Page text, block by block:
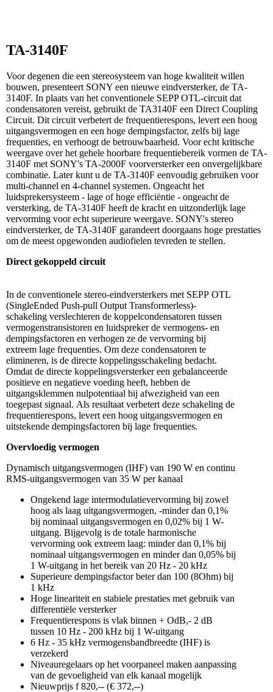
TA-3140F
Voor degenen die een stereosysteem van hoge kwaliteit willen
bouwen, presenteert SONY een nieuwe eindversterker, de TA-
3140F. In plaats van het conventionele SEPP OTL-circuit dat
condensatoren vereist, gebruikt de TA3140F een Direct Coupling
Circuit. Dit circuit verbetert de frequentierespons, levert een hoog
uitgangsvermogen en een hoge dempingsfactor, zelfs bij lage
frequenties, en verhoogt de betrouwbaarheid. Voor echt kritische
weergave over het gehele hoorbare frequentiebereik vormen de TA-
3140F met SONY's TA-2000F voorversterker een onvergelijkbare
combinatie. Later kunt u de TA-3140F eenvoudig gebruiken voor
multi-channel en 4-channel systemen. Ongeacht het
luidsprekersysteem - lage of hoge efficiëntie - ongeacht de
versterking, de TA-3140F heeft de kracht en uitzonderlijk lage
vervorming voor echt superieure weergave. SONY's stereo
eindversterker, de TA-3140F garandeert doorgaans hoge prestaties
om de meest opgewonden audiofielen tevreden te stellen.
Direct gekoppeld circuit
In de conventionele stereo-eindversterkers met SEPP OTL
(SingleEnded Push-pull Output Transformerless)-
schakeling verslechteren de koppelcondensatoren tussen
vermogenstransistoren en luidspreker de vermogens- en
dempingsfactoren en verhogen ze de vervorming bij
extreem lage frequenties. Om deze condensatoren te
elimineren, is de directe koppelingsschakeling bedacht.
Omdat de directe koppelingsversterker een gebalanceerde
positieve en negatieve voeding heeft, hebben de
uitgangsklemmen nulpotentiaal bij afwezigheid van een
toegepast signaal. Als resultaat verbetert deze schakeling de
frequentierespons, levert een hoog uitgangsvermogen en
uitstekende dempingsfactoren bij lage frequenties.
Overvloedig vermogen
Dynamisch uitgangsvermogen (IHF) van 190 W en continu
RMS-uitgangsvermogen van 35 W per kanaal
Ongekend lage intermodulatievervorming bij zowel
hoog als laag uitgangsvermogen, -minder dan 0,1%
bij nominaal uitgangsvermogen en 0,02% bij 1 W-
uitgang. Bijgevolg is de totale harmonische
vervorming ook extreem laag: minder dan 0,1% bij
nominaal uitgangsvermogen en minder dan 0,05% bij
1 W-uitgang in het bereik van 20 Hz - 20 kHz
Superieure dempingsfactor beter dan 100 (8Ohm) bij
1 kHz
Hoge lineariteit en stabiele prestaties met gebruik van
differentiële versterker
Frequentierespons is vlak binnen + OdB,- 2 dB
tussen 10 Hz - 200 kHz bij 1 W-uitgang
6 Hz - 35 kHz vermogensbandbreedte (IHF) is
verzekerd
Niveauregelaars op het voorpaneel maken aanpassing
van de gevoeligheid van elk kanaal mogelijk
Nieuwprijs f 820,-- (€ 372,--)